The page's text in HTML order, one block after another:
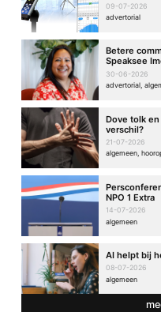
09-07-2026
advertorial
Betere
Speaksee
30-06-2026
advertorial,
Dove tolk
verschil?
21-07-2026
NPO 1 Extra
14-07-2026
algemeen
AI helpt bij
08-07-2026
algemeen